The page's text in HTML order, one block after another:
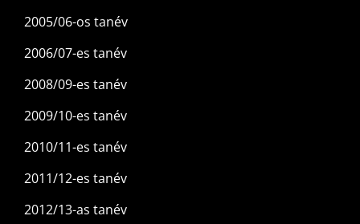
2005/06-os tanév
2006/07-es tanév
2008/09-es tanév
2009/10-es tanév
2010/11-es tanév
2011/12-es tanév
2012/13-as tanév